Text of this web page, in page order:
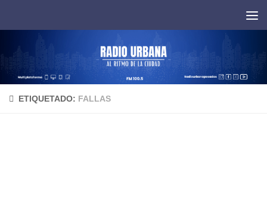
ETIQUETADO: FALLAS